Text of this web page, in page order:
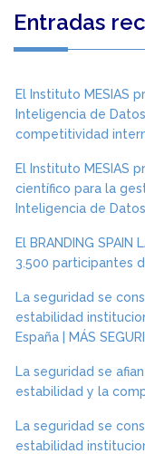
Entradas
El Instituto MESIAS
Inteligencia de
competitividad
El Instituto MESIAS
científico para la
Inteligencia de Datos
El BRANDING
3.500 participantes
La seguridad se
estabilidad
España | MÁS
La seguridad se
estabilidad y la
La seguridad se
estabilidad